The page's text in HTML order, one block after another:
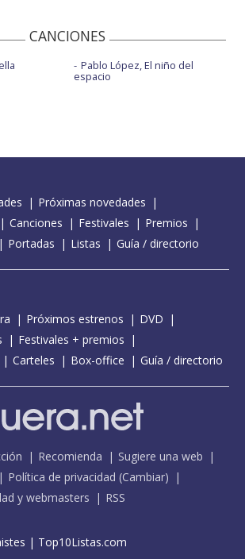
CANCIONES
Pablo López, El niño del
espacio
Próximas novedades
Canciones Festivales
Premios
Portadas Listas Guía / directorio
Próximos estrenos
DVD
Festivales + premios
Carteles Box-office Guía / directorio
Recomienda
Sugiere una web
Política de privacidad (Cambiar)
y webmasters RSS
| Top10Listas.com